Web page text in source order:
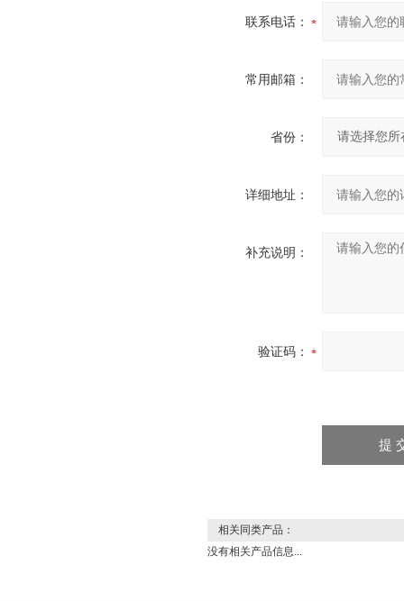
联系电话：
常用邮箱：
省份：
详细地址：
补充说明：
验证码：
相关同类产品：
没有相关产品信息...